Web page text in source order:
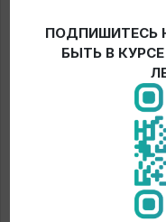
Подробнее о
Буклет о
ПОДПИШИТЕСЬ
БЫТЬ В